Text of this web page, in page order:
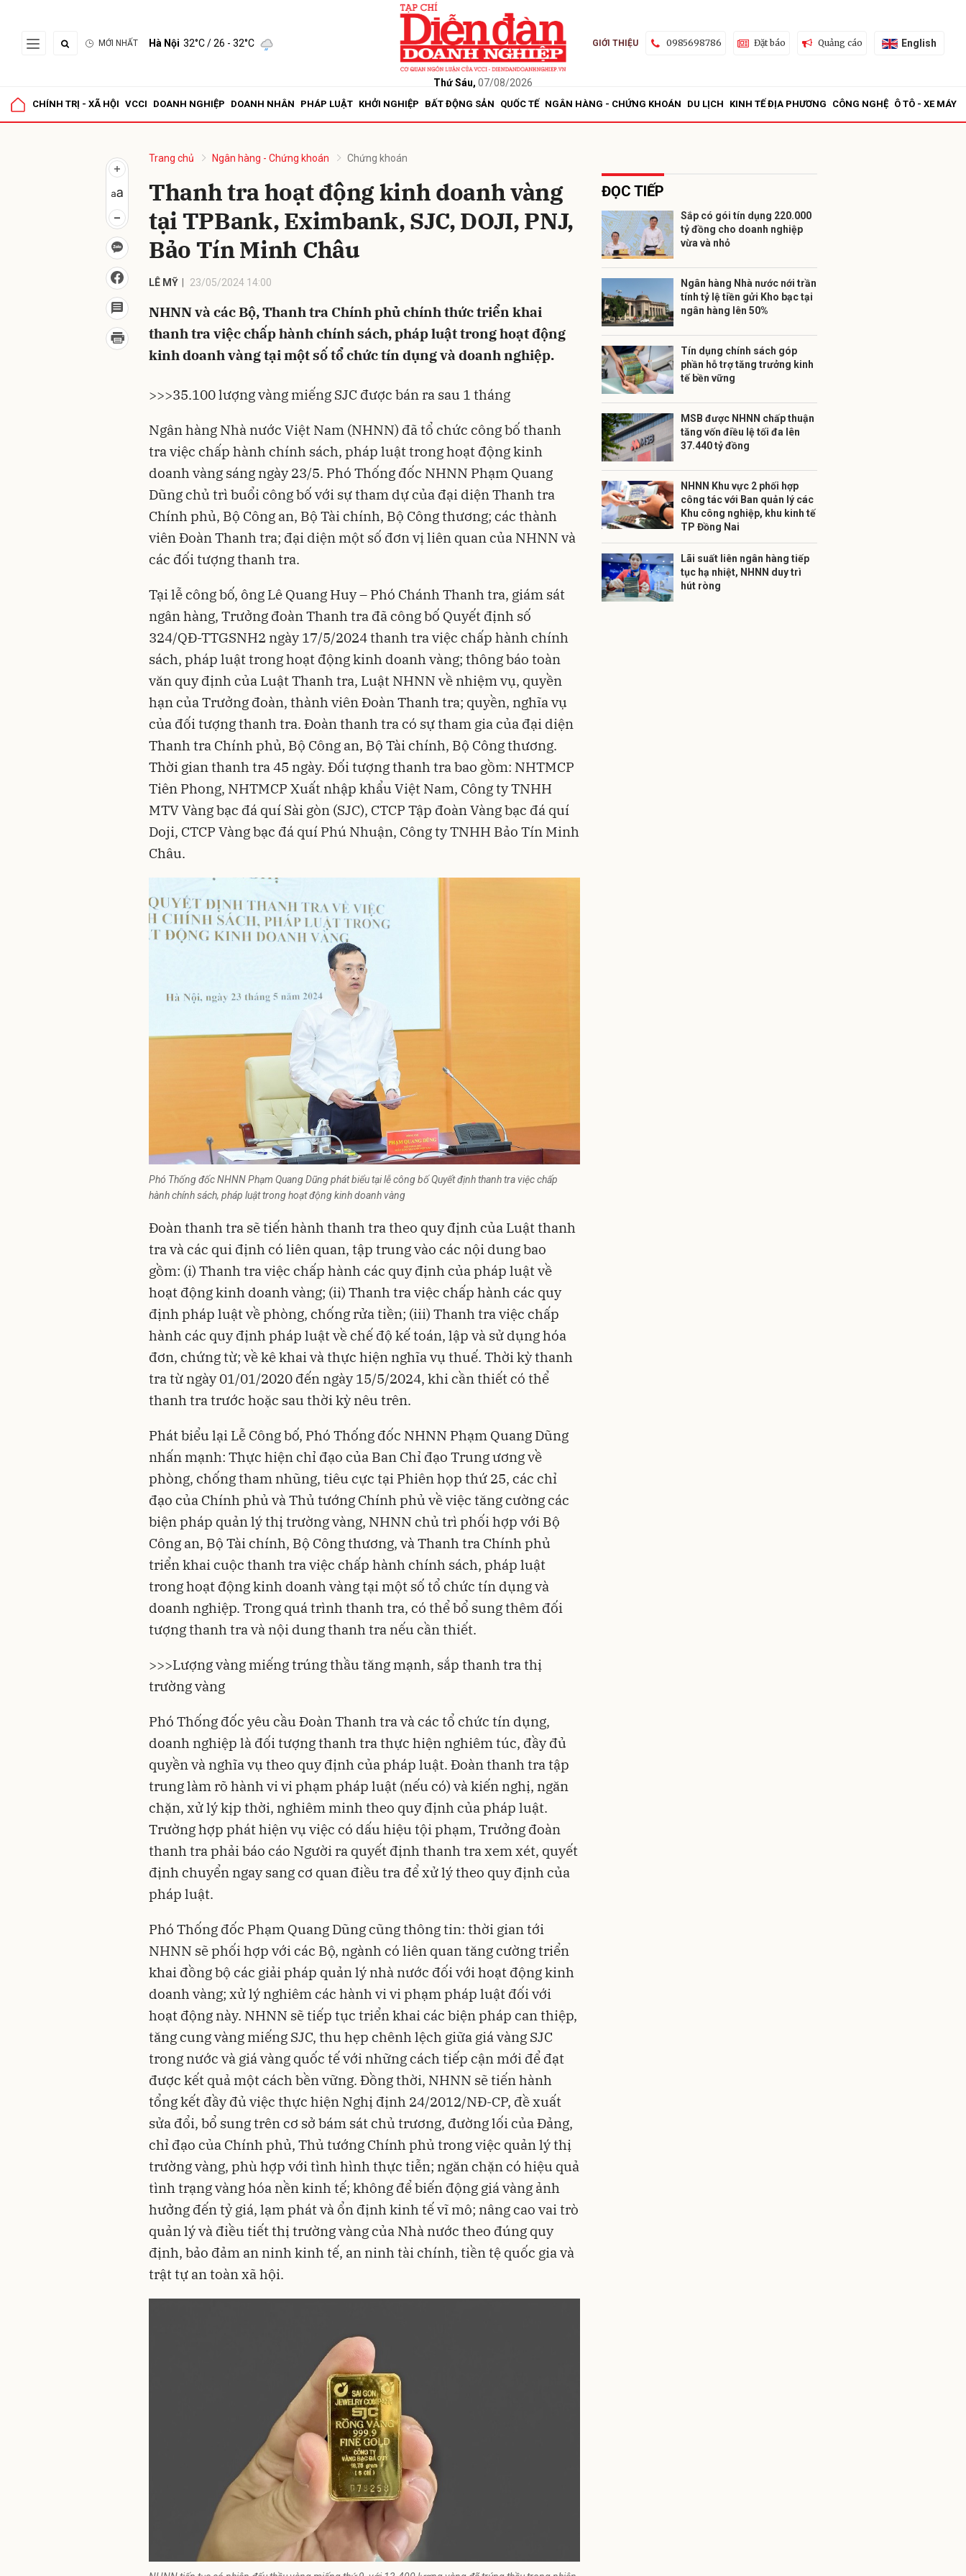
MỚI NHẤT Hà Nội 32°C/ 26 - 32°C
Thứ Sáu, 07/08/2026
GIỚI THIỆU 0985698786 Đặt báo Quảng cáo English
CHÍNH TRỊ - XÃ HỘI VCCI DOANH NGHIỆP DOANH NHÂN PHÁP LUẬT KHỞI NGHIỆP BẤT ĐỘNG SẢN QUỐC TẾ NGÂN HÀNG - CHỨNG KHOÁN DU LỊCH KINH TẾ ĐỊA PHƯƠNG CÔNG NGHỆ Ô TÔ - XE MÁY
Trang chủ Ngân hàng - Chứng khoán Chứng khoán
Thanh tra hoạt động kinh doanh vàng
tại TPBank, Eximbank, SJC, DOJI, PNJ,
Bảo Tín Minh Châu
LÊ MỸ 23/05/2024 14:00
NHNN và các Bộ, Thanh tra Chính phủ chính thức triển khai
thanh tra việc chấp hành chính sách, pháp luật trong hoạt động
kinh doanh vàng tại một số tổ chức tín dụng và doanh nghiệp.
>>>35.100 lượng vàng miếng SJC được bán ra sau 1 tháng
Ngân hàng Nhà nước Việt Nam (NHNN) đã tổ chức công bố thanh
tra việc chấp hành chính sách, pháp luật trong hoạt động kinh
doanh vàng sáng ngày 23/5. Phó Thống đốc NHNN Phạm Quang
Dũng chủ trì buổi công bố với sự tham dự của đại diện Thanh tra
Chính phủ, Bộ Công an, Bộ Tài chính, Bộ Công thương; các thành
viên Đoàn Thanh tra; đại diện một số đơn vị liên quan của NHNN và
các đối tượng thanh tra.
Tại lễ công bố, ông Lê Quang Huy – Phó Chánh Thanh tra, giám sát
ngân hàng, Trưởng đoàn Thanh tra đã công bố Quyết định số
324/QĐ-TTGSNH2 ngày 17/5/2024 thanh tra việc chấp hành chính
sách, pháp luật trong hoạt động kinh doanh vàng; thông báo toàn
văn quy định của Luật Thanh tra, Luật NHNN về nhiệm vụ, quyền
hạn của Trưởng đoàn, thành viên Đoàn Thanh tra; quyền, nghĩa vụ
của đối tượng thanh tra. Đoàn thanh tra có sự tham gia của đại diện
Thanh tra Chính phủ, Bộ Công an, Bộ Tài chính, Bộ Công thương.
Thời gian thanh tra 45 ngày. Đối tượng thanh tra bao gồm: NHTMCP
Tiên Phong, NHTMCP Xuất nhập khẩu Việt Nam, Công ty TNHH
MTV Vàng bạc đá quí Sài gòn (SJC), CTCP Tập đoàn Vàng bạc đá quí
Doji, CTCP Vàng bạc đá quí Phú Nhuận, Công ty TNHH Bảo Tín Minh
Châu.
Phó Thống đốc NHNN Phạm Quang Dũng phát biểu tại lễ công bố Quyết định thanh tra việc chấp
hành chính sách, pháp luật trong hoạt động kinh doanh vàng
Đoàn thanh tra sẽ tiến hành thanh tra theo quy định của Luật thanh
tra và các qui định có liên quan, tập trung vào các nội dung bao
gồm: (i) Thanh tra việc chấp hành các quy định của pháp luật về
hoạt động kinh doanh vàng; (ii) Thanh tra việc chấp hành các quy
định pháp luật về phòng, chống rửa tiền; (iii) Thanh tra việc chấp
hành các quy định pháp luật về chế độ kế toán, lập và sử dụng hóa
đơn, chứng từ; về kê khai và thực hiện nghĩa vụ thuế. Thời kỳ thanh
tra từ ngày 01/01/2020 đến ngày 15/5/2024, khi cần thiết có thể
thanh tra trước hoặc sau thời kỳ nêu trên.
Phát biểu lại Lễ Công bố, Phó Thống đốc NHNN Phạm Quang Dũng
nhấn mạnh: Thực hiện chỉ đạo của Ban Chỉ đạo Trung ương về
phòng, chống tham nhũng, tiêu cực tại Phiên họp thứ 25, các chỉ
đạo của Chính phủ và Thủ tướng Chính phủ về việc tăng cường các
biện pháp quản lý thị trường vàng, NHNN chủ trì phối hợp với Bộ
Công an, Bộ Tài chính, Bộ Công thương, và Thanh tra Chính phủ
triển khai cuộc thanh tra việc chấp hành chính sách, pháp luật
trong hoạt độngkinh doanh vàngtại một số tổ chức tín dụng và
doanh nghiệp. Trong quá trình thanh tra, có thể bổ sung thêm đối
tượng thanh tra và nội dung thanh tra nếu cần thiết.
>>>Lượng vàng miếng trúng thầu tăng mạnh, sắp thanh tra thị
trường vàng
Phó Thống đốc yêu cầu Đoàn Thanh tra và các tổ chức tín dụng,
doanh nghiệp là đối tượng thanh tra thực hiện nghiêm túc, đầy đủ
quyền và nghĩa vụ theo quy định của pháp luật. Đoàn thanh tra tập
trung làm rõ hành vi vi phạm pháp luật (nếu có) và kiến nghị, ngăn
chặn, xử lý kịp thời, nghiêm minh theo quy định của pháp luật.
Trường hợp phát hiện vụ việc có dấu hiệu tội phạm, Trưởng đoàn
thanh tra phải báo cáo Người ra quyết định thanh tra xem xét, quyết
định chuyển ngay sang cơ quan điều tra để xử lý theo quy định của
pháp luật.
Phó Thống đốc Phạm Quang Dũng cũng thông tin: thời gian tới
NHNN sẽ phối hợp với các Bộ, ngành có liên quan tăng cường triển
khai đồng bộ các giải pháp quản lý nhà nước đối với hoạt động kinh
doanh vàng; xử lý nghiêm các hành vi vi phạm pháp luật đối với
hoạt động này. NHNN sẽ tiếp tục triển khai các biện pháp can thiệp,
tăng cung vàng miếng SJC, thu hẹp chênh lệch giữa giá vàng SJC
trong nước và giá vàng quốc tế với những cách tiếp cận mới để đạt
được kết quả một cách bền vững. Đồng thời, NHNN sẽ tiến hành
tổng kết đầy đủ việc thực hiện Nghị định 24/2012/NĐ-CP, đề xuất
sửa đổi, bổ sung trên cơ sở bám sát chủ trương, đường lối của Đảng,
chỉ đạo của Chính phủ, Thủ tướng Chính phủ trong việc quản lý thị
trường vàng, phù hợp với tình hình thực tiễn; ngăn chặn có hiệu quả
tình trạng vàng hóa nền kinh tế; không để biến động giá vàng ảnh
hưởng đến tỷ giá, lạm phát và ổn định kinh tế vĩ mô; nâng cao vai trò
quản lý và điều tiết thị trường vàng của Nhà nước theo đúng quy
định, bảo đảm an ninh kinh tế, an ninh tài chính, tiền tệ quốc gia và
trật tự an toàn xã hội.
ĐỌC TIẾP
Sắp có gói tín dụng 220.000
tỷ đồng cho doanh nghiệp
vừa và nhỏ
Ngân hàng Nhà nước nới trần
tính tỷ lệ tiền gửi Kho bạc tại
ngân hàng lên 50%
Tín dụng chính sách góp
phần hỗ trợ tăng trưởng kinh
tế bền vững
MSB được NHNN chấp thuận
tăng vốn điều lệ tối đa lên
37.440 tỷ đồng
NHNN Khu vực 2 phối hợp
công tác với Ban quản lý các
Khu công nghiệp, khu kinh tế
TP Đồng Nai
Lãi suất liên ngân hàng tiếp
tục hạ nhiệt, NHNN duy trì
hút ròng
Gửi